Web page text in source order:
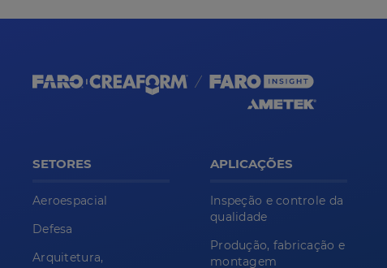
SETORES
Aeroespacial
Defesa
Arquitetura,
APLICAÇÕES
Inspeção e controle da
qualidade
Produção, fabricação e
montagem